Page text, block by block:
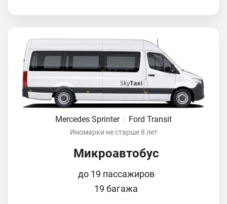
Mercedes Sprinter | Ford Transit
Иномарки не старше 8 лет
Микроавтобус
до 19 пассажиров
19 багажа